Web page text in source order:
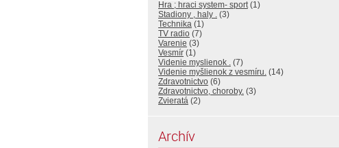
Hra ; hraci system- sport(1)
Stadiony , haly . (3)
Technika (1)
TV radio (7)
Varenie (3)
Vesmír (1)
Videnie myslienok . (7)
Videnie myšlienok z vesmíru. (14)
Zdravotnictvo (6)
Zdravotnictvo, choroby. (3)
Zvieratá (2)
Archív